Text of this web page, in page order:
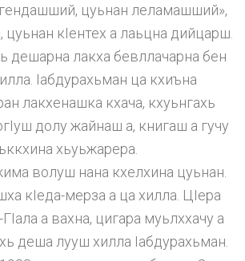
цуьнан леламашший»,
цуьнан кIентех а лаьцна дийцарш.
дешарна лакха бевллачарна бен
Iабдурахьман ца кхиъна
лакхенашка кхача, кхуьнгахь
долу жайнаш а, книгаш а гучу
хьуьжарера.
волуш нана кхелхина цуьнан.
кIеда-мерза а ца хилла. ЦIера
а вахна, цигара муьлххачу а
деша лууш хилла Iабдурахьман.